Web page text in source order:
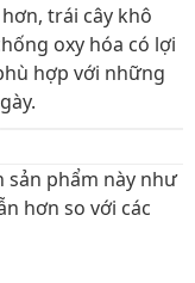
trái cây khô
oxy hóa có lợi
hợp với những
sản phẩm này như
hơn so với các